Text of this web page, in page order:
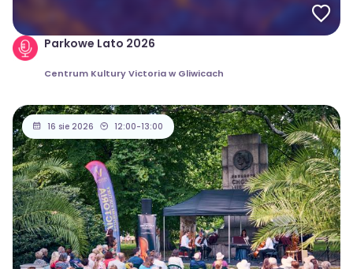
Parkowe Lato 2026
Centrum Kultury Victoria w Gliwicach
16 sie 2026 12:00-13:00